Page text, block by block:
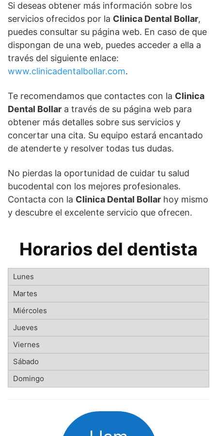
Si deseas obtener más información sobre los
servicios ofrecidos por la Clinica Dental Bollar,
puedes consultar su página web. En caso de que
dispongan de una web, puedes acceder a ella a
través del siguiente enlace:
www.clinicadentalbollar.com.
Te recomendamos que contactes con la Clinica
Dental Bollar a través de su página web para
obtener más detalles sobre sus servicios y
concertar una cita. Su equipo estará encantado
de atenderte y resolver todas tus dudas.
No pierdas la oportunidad de cuidar tu salud
bucodental con los mejores profesionales.
Contacta con la Clinica Dental Bollar hoy mismo
y descubre el excelente servicio que ofrecen.
Horarios del dentista